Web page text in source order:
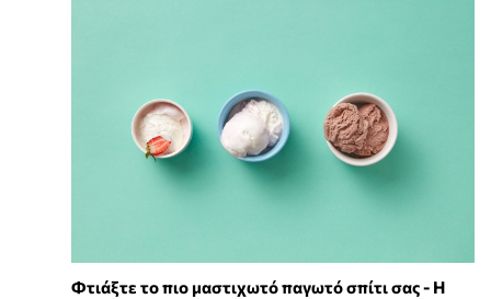
Φτιάξτε το πιο μαστιχωτό παγωτό σπίτι σας - Η